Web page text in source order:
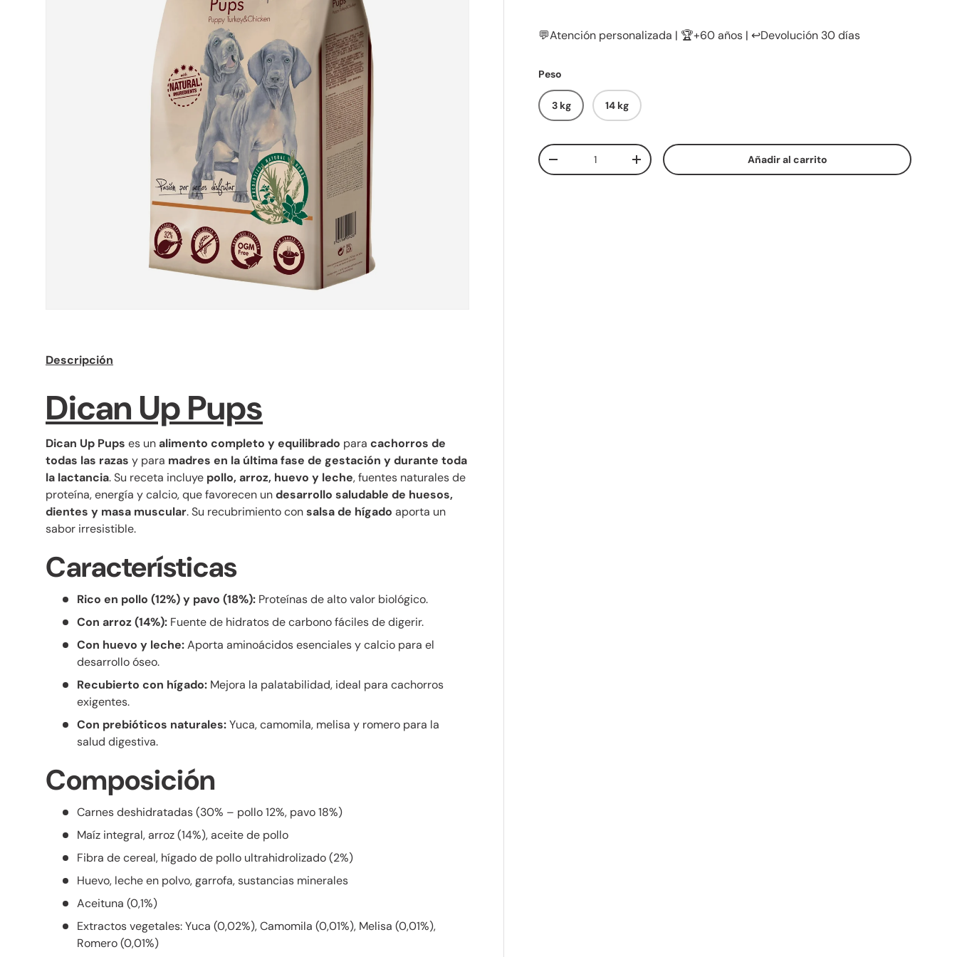
💬Atención personalizada | 🏆+60 años | ↩️Devolución 30 días
Peso
3 kg 14 kg
Cant.
Disminuir cantidadAumentar la cantidad Añadir al carrito
Descripción
Dican Up Pups
Dican Up Pups es unalimento completo y equilibrado para cachorros de
todas las razas y para madres en la última fase de gestación y durante toda
la lactancia. Su receta incluye pollo, arroz, huevo y leche, fuentes naturales de
proteína, energía y calcio, que favorecen undesarrollo saludable de huesos,
dientes y masa muscular. Su recubrimiento consalsa de hígado aporta un
sabor irresistible.
Características
Rico en pollo (12%) y pavo (18%): Proteínas de alto valor biológico.
Con arroz (14%): Fuente de hidratos de carbono fáciles de digerir.
Con huevo y leche:Aporta aminoácidos esenciales y calcio para el
desarrollo óseo.
Recubierto con hígado: Mejora la palatabilidad, ideal para cachorros
exigentes.
Con prebióticos naturales:Yuca, camomila, melisa y romero para la
salud digestiva.
Composición
Carnes deshidratadas (30% – pollo 12%, pavo 18%)
Maíz integral, arroz (14%), aceite de pollo
Fibra de cereal, hígado de pollo ultrahidrolizado (2%)
Huevo, leche en polvo, garrofa, sustancias minerales
Aceituna (0,1%)
Extractos vegetales: Yuca (0,02%), Camomila (0,01%), Melisa (0,01%),
Romero (0,01%)